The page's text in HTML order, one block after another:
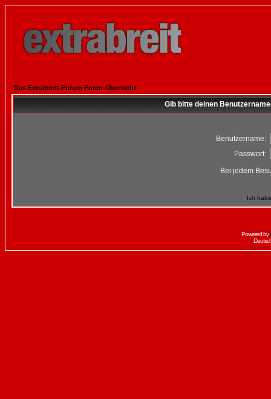
Das Extrabreit-Forum Foren-Übersicht
Gib bitte deinen
Benutzername:
Passwort:
Bei jedem
Ich
Powered by